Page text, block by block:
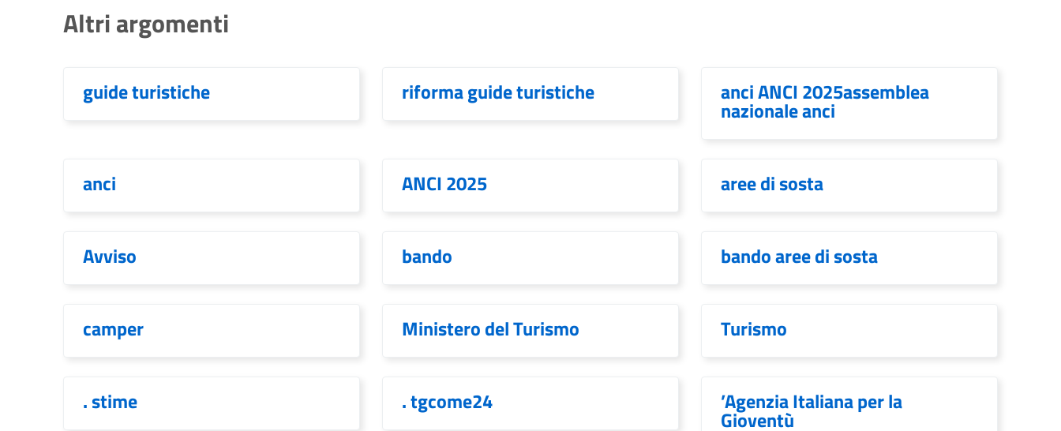
Altri argomenti
guide turistiche riforma guide turistiche anci ANCI 2025assemblea
nazionale anci
anci ANCI 2025 aree di sosta
Avviso bando bando aree di sosta
camper Ministero del Turismo Turismo
. stime . tgcome24 ’Agenzia Italiana per la
Gioventù